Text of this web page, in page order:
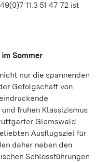
11.3 51 47 72 ist
Sommer
nur die spannenden
Gefolgschaft von
frühen Klassizismus
Glemswald
Ausflugsziel für
daher neben den
Schlossführungen